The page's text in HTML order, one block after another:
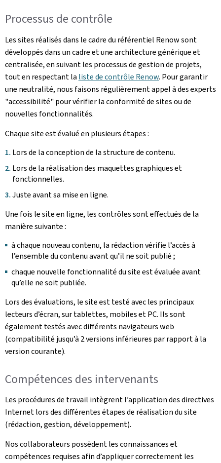
Processus de contrôle
Les sites réalisés dans le cadre du référentiel Renow sont
développés dans un cadre et une architecture générique et
centralisée, en suivant les processus de gestion de projets,
tout en respectant la liste de contrôle Renow. Pour garantir
une neutralité, nous faisons régulièrement appel à des experts
"accessibilité" pour vérifier la conformité de sites ou de
nouvelles fonctionnalités.
Chaque site est évalué en plusieurs étapes :
Lors de la conception de la structure de contenu.
Lors de la réalisation des maquettes graphiques et
fonctionnelles.
Juste avant sa mise en ligne.
Une fois le site en ligne, les contrôles sont effectués de la
manière suivante :
à chaque nouveau contenu, la rédaction vérifie l’accès à
l’ensemble du contenu avant qu’il ne soit publié ;
chaque nouvelle fonctionnalité du site est évaluée avant
qu’elle ne soit publiée.
Lors des évaluations, le site est testé avec les principaux
lecteurs d’écran, sur tablettes, mobiles et PC. Ils sont
également testés avec différents navigateurs web
(compatibilité jusqu’à 2 versions inférieures par rapport à la
version courante).
Compétences des intervenants
Les procédures de travail intègrent l’application des directives
Internet lors des différentes étapes de réalisation du site
(rédaction, gestion, développement).
Nos collaborateurs possèdent les connaissances et
compétences requises afin d’appliquer correctement les